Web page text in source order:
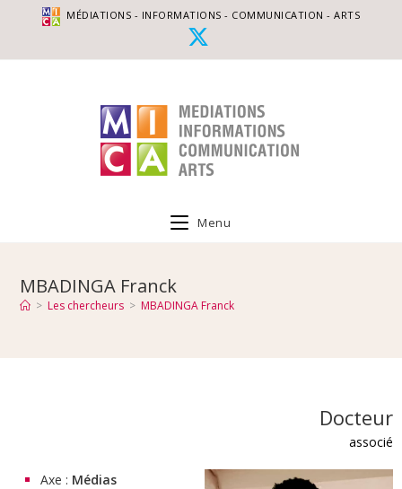
MÉDIATIONS - INFORMATIONS - COMMUNICATION - ARTS
Menu
MBADINGA Franck
> Les chercheurs > MBADINGA Franck
Docteur
associé
Axe : Médias